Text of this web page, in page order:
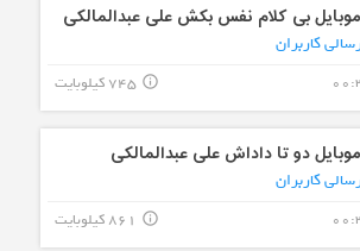
بی کلام نفس بکش علی عبدالمالکی
کاربران
745 کیلوبایتinfo_outline
دو تا داداش علی عبدالمالکی
کاربران
861 کیلوبایت info_outline